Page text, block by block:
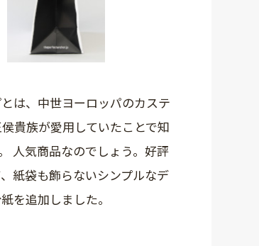
は、中世ヨーロッパのカステ
貴族が愛用していたことで知
人気商品なのでしょう。好評
紙袋も飾らないシンプルなデ
を追加しました。